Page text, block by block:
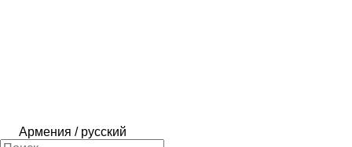
Армения / русский